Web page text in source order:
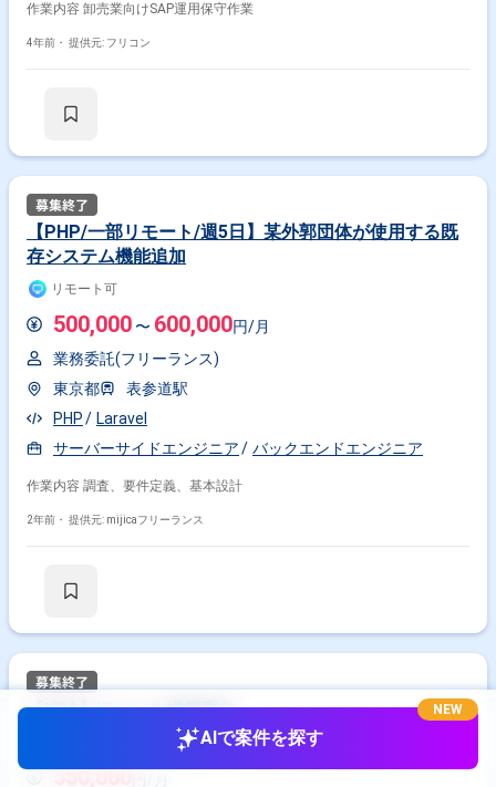
作業内容 卸売業向けSAP運用保守作業
4年前・ 提供元: フリコン
【PHP/一部リモート/週5日】某外郭団体が使用する既
存システム機能追加
リモート可
500,000 〜 600,000円/月
業務委託(フリーランス)
東京都
表参道駅
PHP
Laravel
サーバーサイドエンジニア
バックエンドエンジニア
作業内容 調査、要件定義、基本設計
2年前・ 提供元: mijicaフリーランス
【VBA】ITツール構築案件
550,000
AIで案件を探す
NEW